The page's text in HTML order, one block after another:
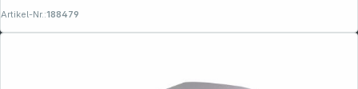
Artikel-Nr.:188479